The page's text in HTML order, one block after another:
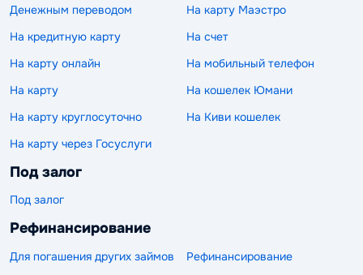
Денежным переводом
На карту Маэстро
На кредитную карту
На счет
На карту онлайн
На мобильный телефон
На карту
На кошелек Юмани
На карту круглосуточно
На Киви кошелек
На карту через Госуслуги
Под залог
Под залог
Рефинансирование
Для погашения других займов Рефинансирование